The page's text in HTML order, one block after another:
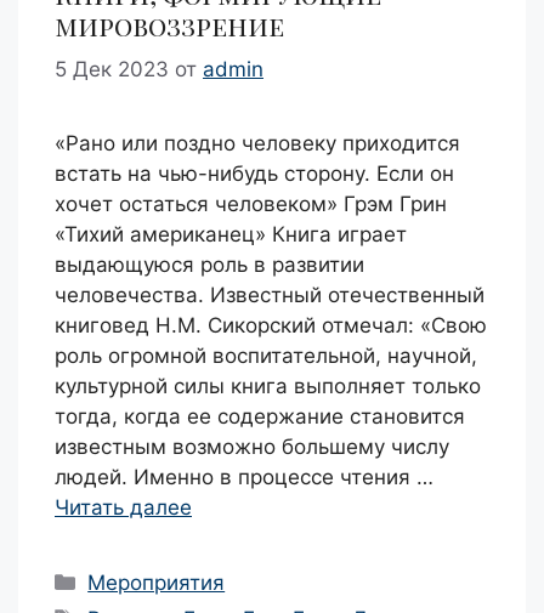
мировоззрение
5 Дек 2023 от admin
«Рано или поздно человеку приходится
встать на чью-нибудь сторону. Если он
хочет остаться человеком» Грэм Грин
«Тихий американец» Книга играет
выдающуюся роль в развитии
человечества. Известный отечественный
книговед Н.М. Сикорский отмечал: «Свою
роль огромной воспитательной, научной,
культурной силы книга выполняет только
тогда, когда ее содержание становится
известным возможно большему числу
людей. Именно в процессе чтения …
Читать далее
Рубрики
Мероприятия